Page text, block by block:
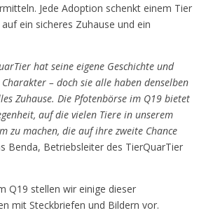
Jede Adoption schenkt einem Tier
ein sicheres Zuhause und ein
hat seine eigene Geschichte und
– doch sie alle haben denselben
Zuhause. Die Pfotenbörse im Q19 bietet
auf die vielen Tiere in unserem
zu machen, die auf ihre zweite Chance
Benda, Betriebsleiter des TierQuarTier
Q19 stellen wir einige dieser
mit Steckbriefen und Bildern vor.